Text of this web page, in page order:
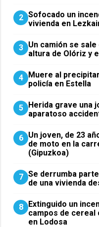
2 Sofocado un
vivienda en
3 Un camión se sale
altura de Olóriz y
4 Muere al
policía en Estella
5 Herida grave una
aparatoso
6 Un joven, de 23
de moto en la
(Gipuzkoa)
7 Se derrumba
de una vivienda
8 Extinguido un
campos de cereal
en Lodosa